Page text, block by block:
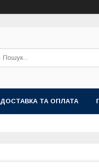
ДОСТАВКА ТА ОПЛАТА